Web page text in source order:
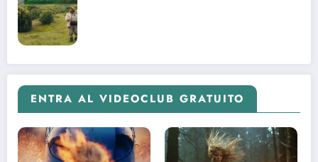
ENTRA AL VIDEOCLUB GRATUITO